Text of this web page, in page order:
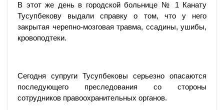
В этот же день в городской больнице № 1 Канату
Тусупбекову выдали справку о том, что у него
закрытая черепно-мозговая травма, ссадины, ушибы,
кровоподтеки.
Сегодня супруги Тусупбековы серьезно опасаются
последующего преследования со стороны
сотрудников правоохранительных органов.